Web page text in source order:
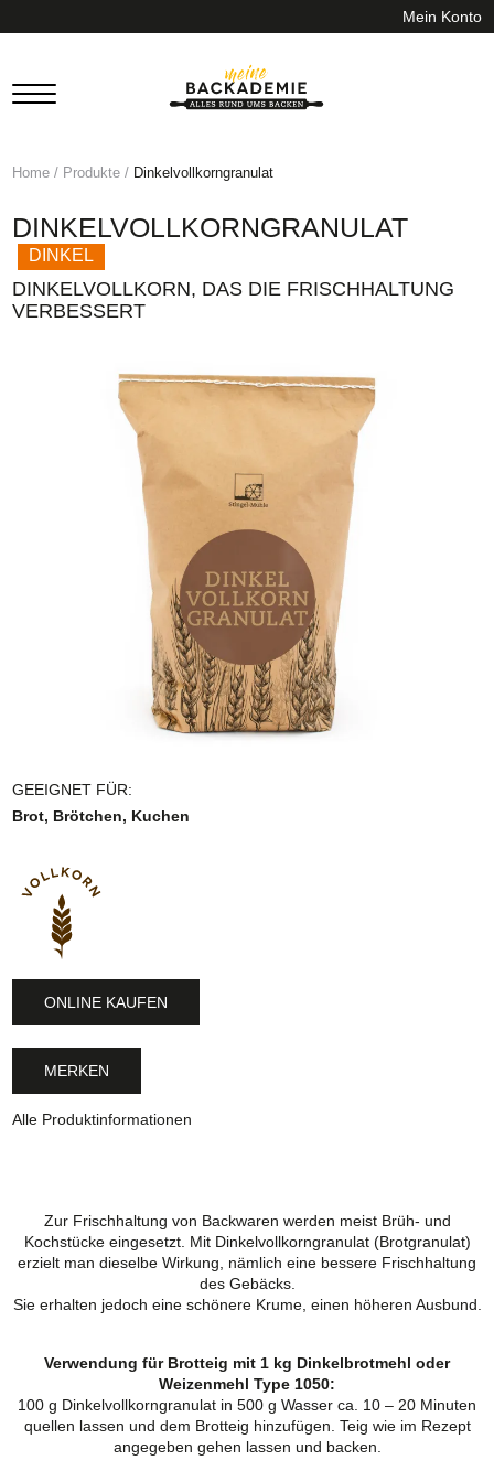
Mein Konto
Home / Produkte / Dinkelvollkorngranulat
DINKELVOLLKORNGRANULAT
DINKEL
DINKELVOLLKORN, DAS DIE FRISCHHALTUNG
VERBESSERT
GEEIGNET FÜR:
Brot, Brötchen, Kuchen
ONLINE KAUFEN
MERKEN
Alle Produktinformationen
Zur Frischhaltung von Backwaren werden meist Brüh- und
Kochstücke eingesetzt. Mit Dinkelvollkorngranulat (Brotgranulat)
erzielt man dieselbe Wirkung, nämlich eine bessere Frischhaltung
des Gebäcks.
Sie erhalten jedoch eine schönere Krume, einen höheren Ausbund.
Verwendung für Brotteig mit 1 kg Dinkelbrotmehl oder
Weizenmehl Type 1050:
100 g Dinkelvollkorngranulat in 500 g Wasser ca. 10 – 20 Minuten
quellen lassen und dem Brotteig hinzufügen. Teig wie im Rezept
angegeben gehen lassen und backen.